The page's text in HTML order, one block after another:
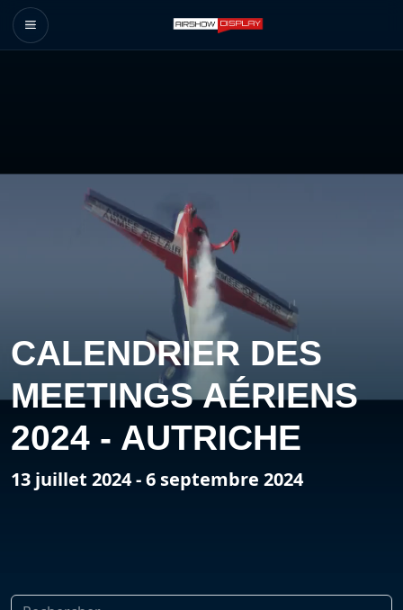
CALENDRIER DES
MEETINGS AÉRIENS
2024 - AUTRICHE
13 juillet 2024 - 6 septembre 2024